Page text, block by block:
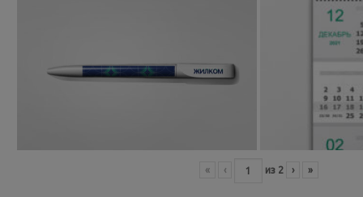
« ‹ из 2 › »